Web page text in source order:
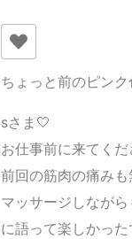
ちょっと前のピン
sさま🤍
お仕事前に来てく
前回の筋肉の痛み
マッサージしなが
に語って楽しかった